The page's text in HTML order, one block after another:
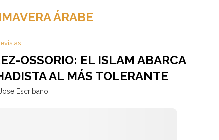
ÁRABE
OSSORIO: EL ISLAM ABARCA
AL MÁS TOLERANTE
Jose Escribano